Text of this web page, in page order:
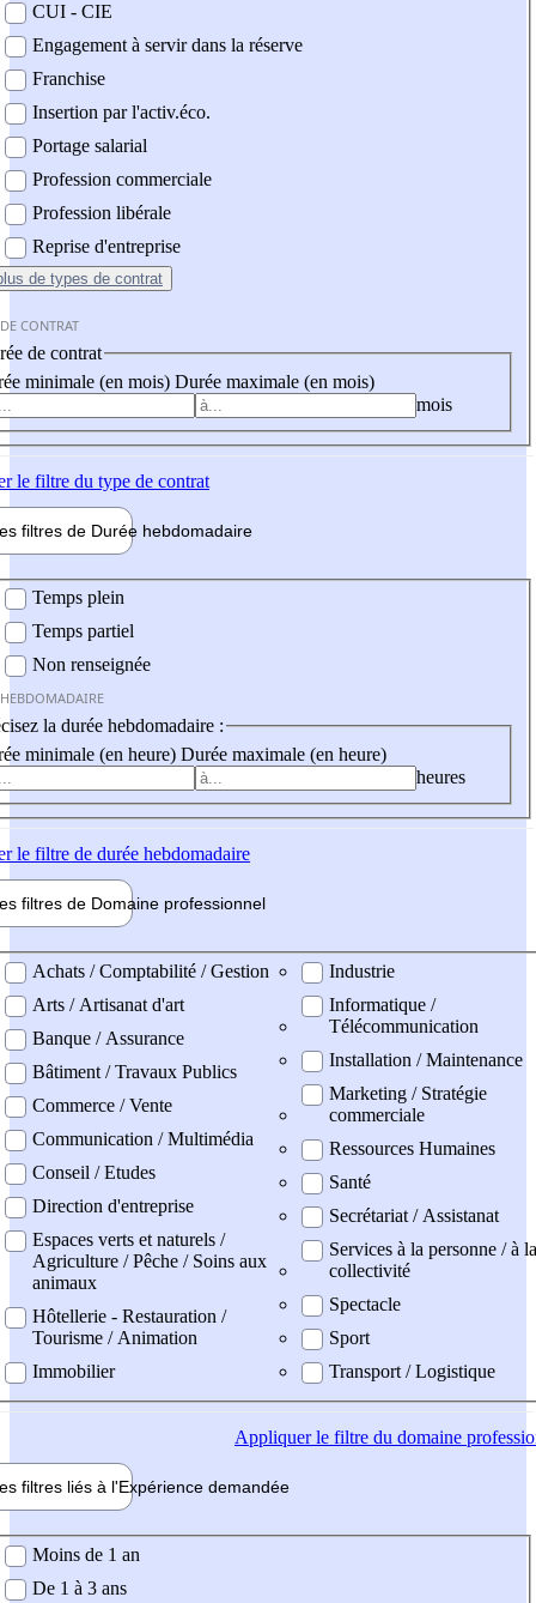
CUI - CIE
Engagement à servir dans la réserve
Franchise
Insertion par l'activ.éco.
Portage salarial
Profession commerciale
Profession libérale
Reprise d'entreprise
de types de contrat
CONTRAT
de contrat
minimale (en mois) Durée maximale (en mois)
mois
le filtre du type de contrat
filtres de Durée hebdomadaire
Temps plein
Temps partiel
Non renseignée
la durée hebdomadaire :
minimale (en heure) Durée maximale (en heure)
heures
le filtre de durée hebdomadaire
filtres de Domaine professionnel
professionel
Achats / Comptabilité / Gestion
Arts / Artisanat d'art
Banque / Assurance
Bâtiment / Travaux Publics
Commerce / Vente
Communication / Multimédia
Conseil / Etudes
Direction d'entreprise
Espaces verts et naturels /
Agriculture / Pêche / Soins aux
animaux
Hôtellerie - Restauration /
Tourisme / Animation
Immobilier
Industrie
Informatique /
Télécommunication
Installation / Maintenance
Marketing / Stratégie
commerciale
Ressources Humaines
Santé
Secrétariat / Assistanat
Services à la personne / à la
collectivité
Spectacle
Sport
Transport / Logistique
Appliquerle filtre du domaine
filtres liés à l'Expérience demandée
demandée
Moins de 1 an
De 1 à 3 ans